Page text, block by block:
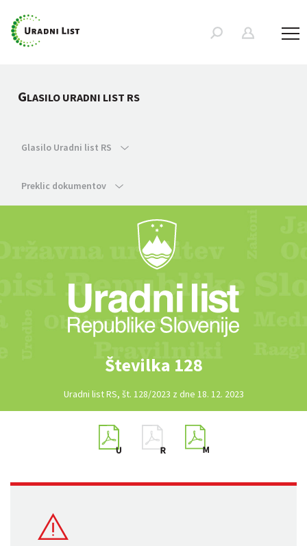
GLASILO URADNI LIST RS
Glasilo Uradni list RS
Preklic dokumentov
Številka 128
Uradni list RS, št. 128/2023 z dne 18. 12. 2023